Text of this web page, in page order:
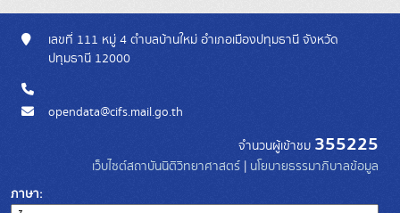
เลขที่ 111 หมู่ 4 ตำบลบ้านใหม่ อำเภอเมืองปทุมธานี จังหวัด
ปทุมธานี 12000
opendata@cifs.mail.go.th
จำนวนผู้เข้าชม 355225
เว็บไซต์สถาบันนิติวิทยาศาสตร์ | นโยบายธรรมาภิบาลข้อมูล
ภาษา